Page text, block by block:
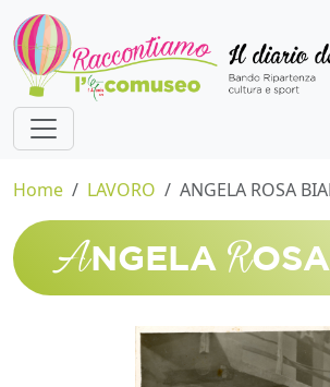
Home LAVORO ANGELA ROSA
ANGELA ROSA